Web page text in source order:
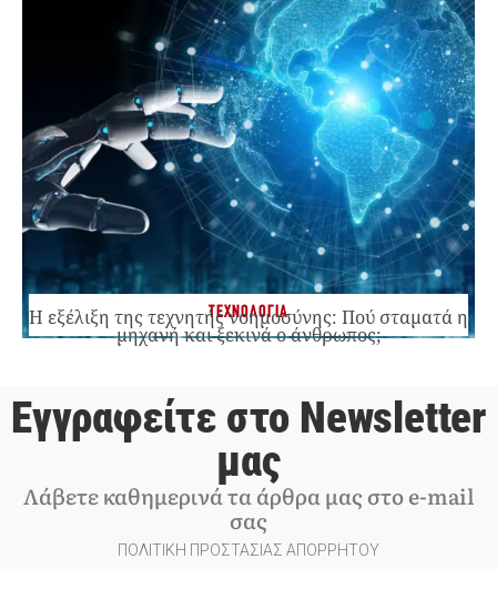
ΤΕΧΝΟΛΟΓΙΑ
Η εξέλιξη της τεχνητής νοημοσύνης: Πού σταματά η
μηχανή και ξεκινά ο άνθρωπος;
Εγγραφείτε στο Newsletter
μας
Λάβετε καθημερινά τα άρθρα μας στο e-mail
σας
ΠΟΛΙΤΙΚΗ ΠΡΟΣΤΑΣΙΑΣ ΑΠΟΡΡΗΤΟΥ